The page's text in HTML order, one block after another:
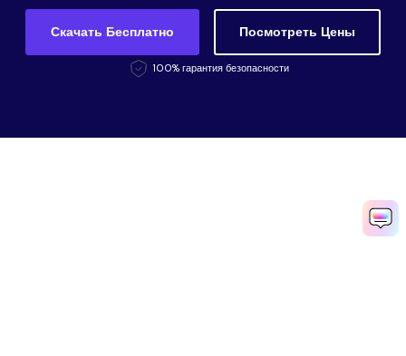
Скачать Бесплатно Посмотреть Цены
100% гарантия безопасности